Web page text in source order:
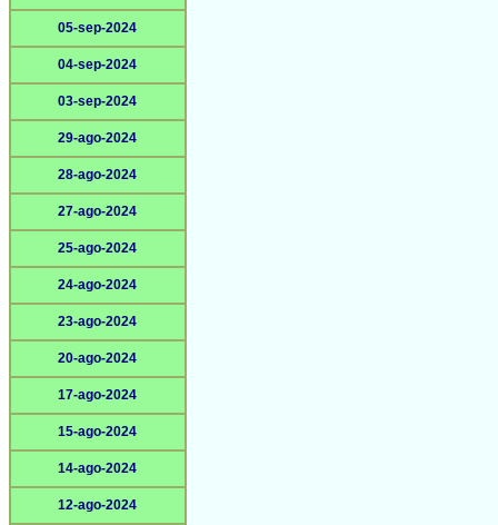
05-sep-2024
04-sep-2024
03-sep-2024
29-ago-2024
28-ago-2024
27-ago-2024
25-ago-2024
24-ago-2024
23-ago-2024
20-ago-2024
17-ago-2024
15-ago-2024
14-ago-2024
12-ago-2024